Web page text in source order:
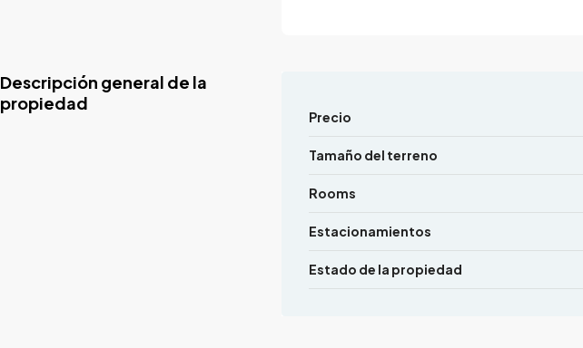
Descripción general de la
propiedad
Precio
Tamaño del terreno
Rooms
Estacionamientos
Estado de la propiedad